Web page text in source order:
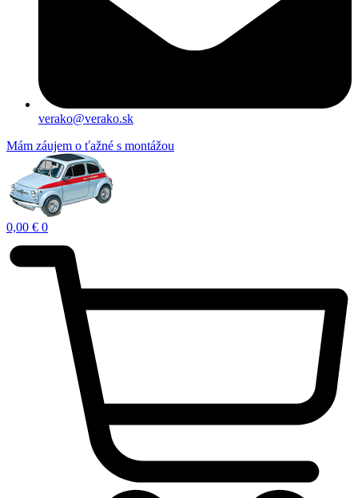
verako@verako.sk
Mám záujem o ťažné s montážou
0,00 € 0